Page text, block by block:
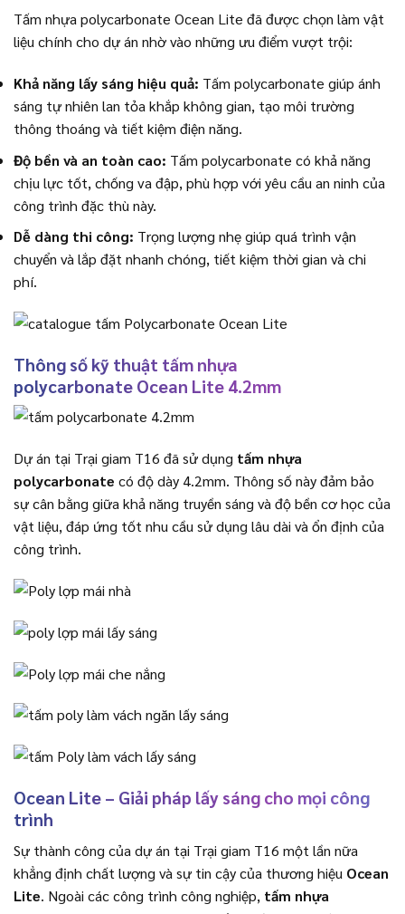
Tấm nhựa polycarbonate Ocean Lite đã được chọn làm vật
liệu chính cho dự án nhờ vào những ưu điểm vượt trội:
Khả năng lấy sáng hiệu quả: Tấm polycarbonate giúp ánh
sáng tự nhiên lan tỏa khắp không gian, tạo môi trường
thông thoáng và tiết kiệm điện năng.
Độ bền và an toàn cao: Tấm polycarbonate có khả năng
chịu lực tốt, chống va đập, phù hợp với yêu cầu an ninh của
công trình đặc thù này.
Dễ dàng thi công: Trọng lượng nhẹ giúp quá trình vận
chuyển và lắp đặt nhanh chóng, tiết kiệm thời gian và chi
phí.
Thông số kỹ thuật tấm nhựa
polycarbonate Ocean Lite 4.2mm
Dự án tại Trại giam T16 đã sử dụng tấm nhựa
polycarbonate có độ dày 4.2mm. Thông số này đảm bảo
sự cân bằng giữa khả năng truyền sáng và độ bền cơ học của
vật liệu, đáp ứng tốt nhu cầu sử dụng lâu dài và ổn định của
công trình.
Ocean Lite – Giải pháp lấy sáng cho mọi công
trình
Sự thành công của dự án tại Trại giam T16 một lần nữa
khẳng định chất lượng và sự tin cậy của thương hiệu Ocean
Lite. Ngoài các công trình công nghiệp, tấm nhựa